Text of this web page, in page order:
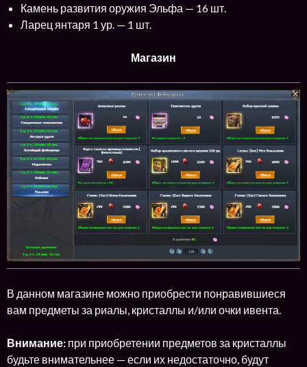
Камень развития оружия Эльфа — 16 шт.
Ларец янтаря 1 ур. — 1 шт.
Магазин
В данном магазине можно приобрести понравившиеся
вам предметы за риалы, кристаллы и/или очки ивента.
Внимание: при приобретении предметов за кристаллы
будьте внимательнее — если их недостаточно, будут